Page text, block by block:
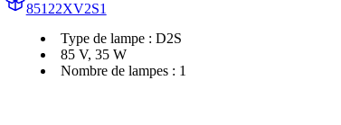
85122XV2S1
Type de lampe : D2S
85 V, 35 W
Nombre de lampes : 1